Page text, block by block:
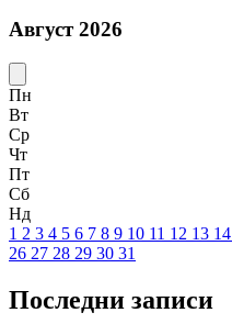
Август 2026
Пн
Вт
Ср
Чт
Пт
Сб
Нд
1 2 3 4 5 6 7 8 9 10 11 12 13 14
26 27 28 29 30 31
Последни записи